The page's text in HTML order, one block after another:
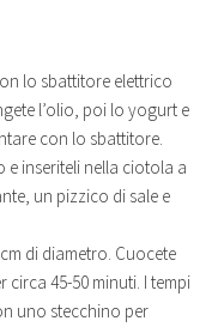
lo sbattitore elettrico
l’olio, poi lo yogurt e
con lo sbattitore.
e inseriteli nella ciotola a
un pizzico di sale e
di diametro. Cuocete
45-50 minuti. I tempi
uno stecchino per